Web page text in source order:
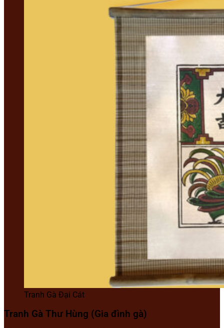
Tranh Gà Đại Cát
Tranh Gà Thư Hùng (Gia đình gà)